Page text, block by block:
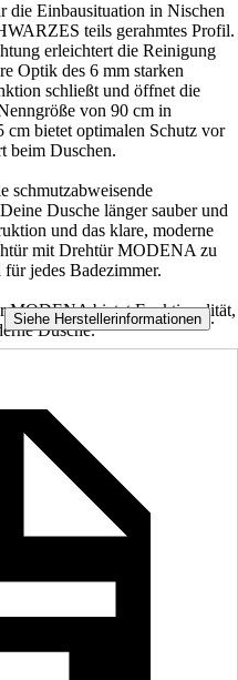
die Einbausituation in Nischen
teils gerahmtes Profil.
erleichtert die Reinigung
Optik des 6 mm starken
schließt und öffnet die
von 90 cm in
bietet optimalen Schutz vor
beim Duschen.
schmutzabweisende
Dusche länger sauber und
und das klare, moderne
mit Drehtür MODENA zu
jedes Badezimmer.
MODENA bietet Funktionalität,
Dusche.
Siehe Herstellerinformationen .